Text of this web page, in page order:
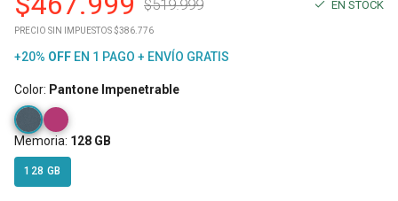
$519.999 EN STOCK
PRECIO SIN IMPUESTOS $386.776
+20% OFF EN 1 PAGO + ENVÍO GRATIS
Color: Pantone Impenetrable
Memoria: 128 GB
128 GB